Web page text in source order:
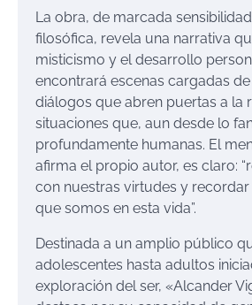
La obra, de marcada
filosófica, revela una narrativa
misticismo y el desarrollo
encontrará escenas cargadas
diálogos que abren puertas a la
situaciones que, aun desde lo
profundamente humanas. El
afirma el propio autor, es claro:
con nuestras virtudes y
que somos en esta vida”​.
Destinada a un amplio público
adolescentes hasta adultos
exploración del ser, «Alcander